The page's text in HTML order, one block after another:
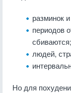
разминок
периодов
сбиваются;
людей,
Но для